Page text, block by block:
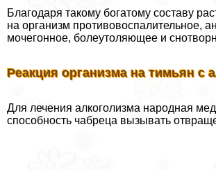
Благодаря такому богатому составу
на организм противовоспалительное,
мочегонное, болеутоляющее и
Реакция организма на тимьян с
Для лечения алкоголизма народная
способность чабреца вызывать